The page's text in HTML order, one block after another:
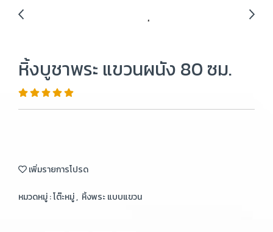
หิ้งบูชาพระ แขวนผนัง 80 ซม.
เพิ่มรายการโปรด
หมวดหมู่ :โต๊ะหมู่, หิ้งพระ แบบแขวน